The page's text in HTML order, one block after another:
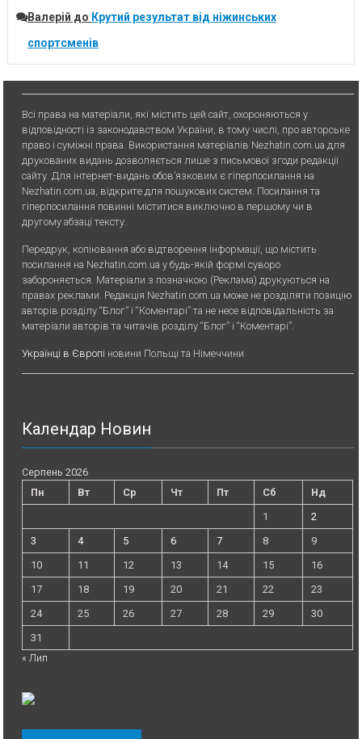
Валерій до Крутий результат від ніжинських
спортсменів
Всі права на матеріали, які містить цей сайт, охороняються у
відповідності із законодавством України, в тому числі, про авторське
право і суміжні права. Використання матерiалiв Nezhatin.com.ua для
друкованих видань дозволяється лише з письмової згоди редакції
сайту. Для iнтернет-видань обов’язковим є гiперпосилання на
Nezhatin.com.ua, відкрите для пошукових систем. Посилання та
гіперпосилання повинні міститися виключно в першому чи в
другому абзаці тексту.
Передрук, копiювання або вiдтворення iнформацiї, що мiстить
посилання на Nezhatin.com.ua у будь-якiй формi суворо
забороняється. Матеріали з позначкою (Реклама) друкуються на
правах реклами. Редакція Nezhatin.com.ua може не розділяти позицію
авторів розділу “Блог” і “Коментарі” та не несе відповідальність за
матеріали авторів та читачів розділу “Блог” і “Коментарі”.
Українці в Європі новини Польщі та Німеччини
Календар Новин
Серпень 2026
Пн
Вт Ср Чт Пт Сб
Нд
1
2
3
4 5 6 7 8
9
10
11 12 13 14 15
16
17
18 19 20 21 22
23
24
25 26 27 28 29
30
31
« Лип